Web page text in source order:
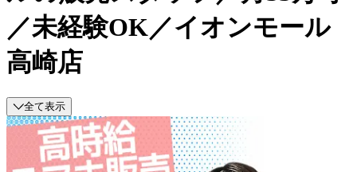
／未経験OK／イオンモール
高崎店
全て表示